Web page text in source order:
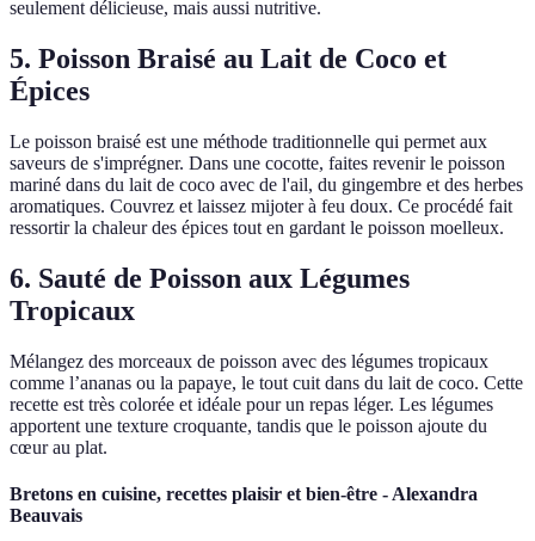
seulement délicieuse, mais aussi nutritive.
5. Poisson Braisé au Lait de Coco et
Épices
Le poisson braisé est une méthode traditionnelle qui permet aux
saveurs de s'imprégner. Dans une cocotte, faites revenir le poisson
mariné dans du lait de coco avec de l'ail, du gingembre et des herbes
aromatiques. Couvrez et laissez mijoter à feu doux. Ce procédé fait
ressortir la chaleur des épices tout en gardant le poisson moelleux.
6. Sauté de Poisson aux Légumes
Tropicaux
Mélangez des morceaux de poisson avec des légumes tropicaux
comme l’ananas ou la papaye, le tout cuit dans du lait de coco. Cette
recette est très colorée et idéale pour un repas léger. Les légumes
apportent une texture croquante, tandis que le poisson ajoute du
cœur au plat.
Bretons en cuisine, recettes plaisir et bien-être - Alexandra
Beauvais